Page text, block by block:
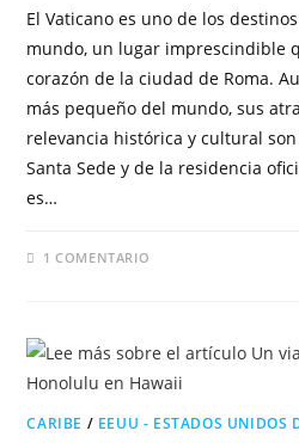
El Vaticano es uno de los
mundo, un lugar imprescindible
corazón de la ciudad de Roma.
más pequeño del mundo, sus
relevancia histórica y cultural
Santa Sede y de la residencia
es…
1 COMENTARIO
CARIBE / EEUU - ESTADOS UNIDOS